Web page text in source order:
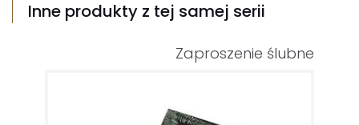
Inne produkty z tej samej serii
Zaproszenie ślubne